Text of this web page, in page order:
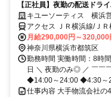
【正社員】夜勤の配送ドラ
ライバー長期休暇あり！福
キユーソーティス 横浜
アクセス ＪＲ横浜線/Ｊ
ーンライン 都筑ふれあい
岸線 小机南口徒歩約38分
月給290,000円～320,000
神奈川県横浜市都筑区
勤務時間 実働時間：8時
日 ＼ 夜勤のみ◎ ／ ￣￣
◆14:00～24:00 ◆4:30～
仕事内容 大手物流会社の